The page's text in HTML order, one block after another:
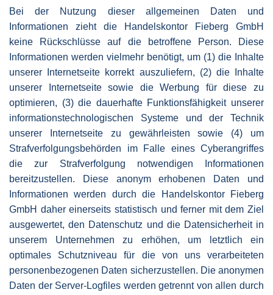
Bei der Nutzung dieser allgemeinen Daten und
Informationen zieht die Handelskontor Fieberg GmbH
keine Rückschlüsse auf die betroffene Person. Diese
Informationen werden vielmehr benötigt, um (1) die Inhalte
unserer Internetseite korrekt auszuliefern, (2) die Inhalte
unserer Internetseite sowie die Werbung für diese zu
optimieren, (3) die dauerhafte Funktionsfähigkeit unserer
informationstechnologischen Systeme und der Technik
unserer Internetseite zu gewährleisten sowie (4) um
Strafverfolgungsbehörden im Falle eines Cyberangriffes
die zur Strafverfolgung notwendigen Informationen
bereitzustellen. Diese anonym erhobenen Daten und
Informationen werden durch die Handelskontor Fieberg
GmbH daher einerseits statistisch und ferner mit dem Ziel
ausgewertet, den Datenschutz und die Datensicherheit in
unserem Unternehmen zu erhöhen, um letztlich ein
optimales Schutzniveau für die von uns verarbeiteten
personenbezogenen Daten sicherzustellen. Die anonymen
Daten der Server-Logfiles werden getrennt von allen durch